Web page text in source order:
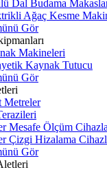
Dal Budama
Ağaç Kesme
Gör
Makineleri
Kaynak Tutucu
Gör
Metreler
Mesafe Ölçüm
Çizgi Hizalama
Gör